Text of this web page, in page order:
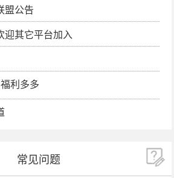
盟公告
迎其它平台加入
利多多
常见问题